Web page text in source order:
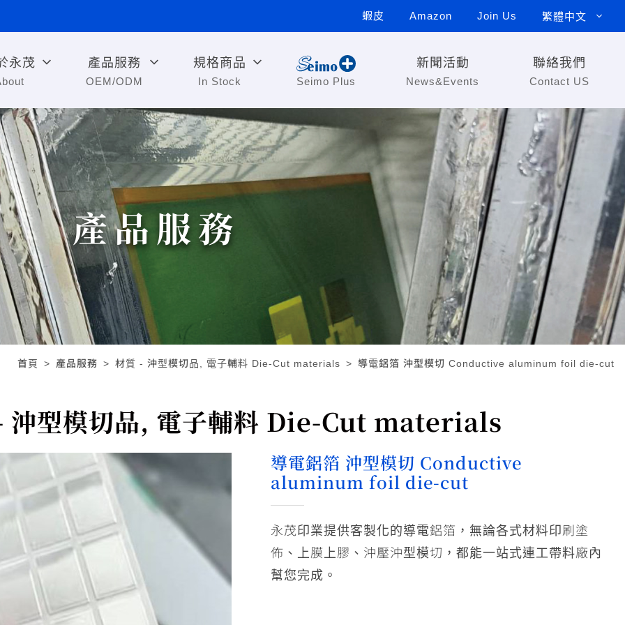
蝦皮 Amazon Join Us 繁體中文
永茂 產品服務
OEM/ODM
規格商品
In Stock Seimo Plus
新聞活動
News&Events
聯絡我們
Contact US
產品服務
首頁 產品服務 材質 - 沖型模切品, 電子輔料 Die-Cut materials 導電鋁箔 沖型模切 Conductive aluminum foil die-cut
沖型模切品, 電子輔料 Die-Cut materials
導電鋁箔 沖型模切 Conductive
aluminum foil die-cut
永茂印業提供客製化的導電鋁箔，無論各式材料印刷塗
佈、上膜上膠、沖壓沖型模切，都能一站式連工帶料廠內
幫您完成。